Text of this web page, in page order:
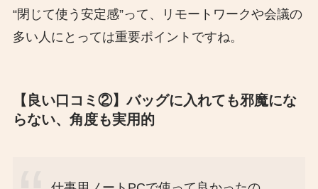
“閉じて使う安定感”って、リモートワークや会議の
多い人にとっては重要ポイントですね。
【良い口コミ②】バッグに入れても邪魔にな
らない、角度も実用的